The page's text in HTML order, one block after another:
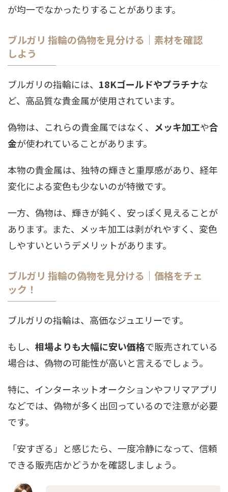
が均一でなかったりすることがあります。
ブルガリ 指輪の偽物を見分ける｜素材を確認
しよう
ブルガリの指輪には、 18Kゴールドやプラチナな
ど、高品質な貴金属が使用されています。
偽物は、これらの貴金属ではなく、 メッキ加工や合
金が使われていることがあります。
本物の貴金属は、独特の輝きと重厚感があり、経年
変化による変色も少ないのが特徴です。
一方、偽物は、輝きが鈍く、安っぽく見えることが
あります。また、メッキ加工は剥がれやすく、変色
しやすいというデメリットがあります。
ブルガリ 指輪の偽物を見分ける｜価格をチェ
ック！
ブルガリの指輪は、高価なジュエリーです。
もし、 相場よりも大幅に安い価格で販売されている
場合は、偽物の可能性が高いと言えるでしょう。
特に、インターネットオークションやフリマアプリ
などでは、偽物が多く出回っているので注意が必要
です。
「安すぎる」と感じたら、一度冷静になって、信頼
できる販売店かどうかを確認しましょう。